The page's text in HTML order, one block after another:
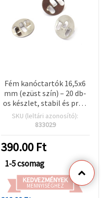
Fém kanóctartók 16,5x6
mm (ezüst szín) – 20 db-
os készlet, stabil és profi
gyertyakészítéshez
SKU (leltári azonosító):
833029
390.00 Ft
1-5 csomag
KEDVEZMÉNYEK
MENNYISÉGHEZ